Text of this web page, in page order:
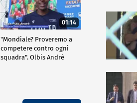
01:14
"Mondiale? Proveremo a
competere contro ogni
squadra". Olbis Andrè